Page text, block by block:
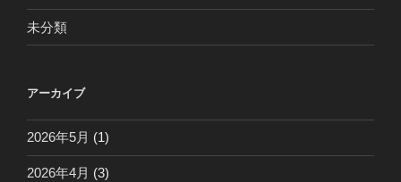
未分類
アーカイブ
2026年5月 (1)
2026年4月 (3)